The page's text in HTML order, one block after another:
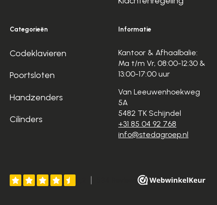
Categorieën
Codeklavieren
Poortsloten
Handzenders
Cilinders
Informatie
Kantoor & Afhaalbalie:
Ma t/m Vr, 08:00-12:30 &
13:00-17:00 uur
Van Leeuwenhoekweg
5A
5482 TK Schijndel
+31 85 04 92 768
info@stedagroep.nl